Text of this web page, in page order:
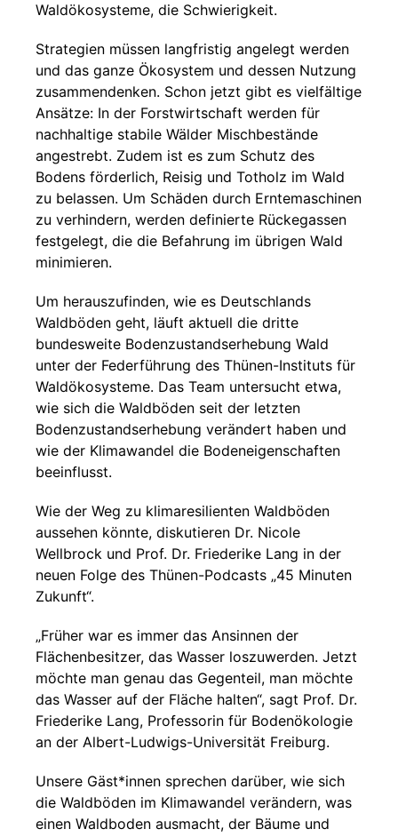
Waldökosysteme, die Schwierigkeit.
Strategien müssen langfristig angelegt werden
und das ganze Ökosystem und dessen Nutzung
zusammendenken. Schon jetzt gibt es vielfältige
Ansätze: In der Forstwirtschaft werden für
nachhaltige stabile Wälder Mischbestände
angestrebt. Zudem ist es zum Schutz des
Bodens förderlich, Reisig und Totholz im Wald
zu belassen. Um Schäden durch Erntemaschinen
zu verhindern, werden definierte Rückegassen
festgelegt, die die Befahrung im übrigen Wald
minimieren.
Um herauszufinden, wie es Deutschlands
Waldböden geht, läuft aktuell die dritte
bundesweite Bodenzustandserhebung Wald
unter der Federführung des Thünen-Instituts für
Waldökosysteme. Das Team untersucht etwa,
wie sich die Waldböden seit der letzten
Bodenzustandserhebung verändert haben und
wie der Klimawandel die Bodeneigenschaften
beeinflusst.
Wie der Weg zu klimaresilienten Waldböden
aussehen könnte, diskutieren Dr. Nicole
Wellbrock und Prof. Dr. Friederike Lang in der
neuen Folge des Thünen-Podcasts „45 Minuten
Zukunft“.
„Früher war es immer das Ansinnen der
Flächenbesitzer, das Wasser loszuwerden. Jetzt
möchte man genau das Gegenteil, man möchte
das Wasser auf der Fläche halten“, sagt Prof. Dr.
Friederike Lang, Professorin für Bodenökologie
an der Albert-Ludwigs-Universität Freiburg.
Unsere Gäst*innen sprechen darüber, wie sich
die Waldböden im Klimawandel verändern, was
einen Waldboden ausmacht, der Bäume und